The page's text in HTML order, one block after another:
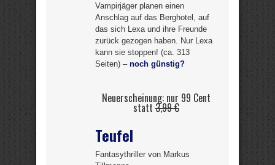
Vampirjäger planen einen
Anschlag auf das Berghotel, auf
das sich Lexa und ihre Freunde
zurück gezogen haben. Nur Lexa
kann sie stoppen! (ca. 313
Seiten) – noch günstig?
Neuerscheinung: nur 99 Cent
statt3,99 €
Teufel
Fantasythriller von Markus